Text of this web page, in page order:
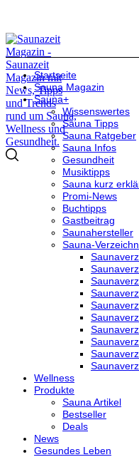
Startseite
Sauna Magazin
Sauna+
Wissenswertes
Sauna Tipps
Sauna Ratgeber
Sauna Infos
Gesundheit
Musiktipps
Sauna kurz
Promi-News
Buchtipps
Gastbeitrag
Saunahersteller
Sauna-
Wellness
Produkte
Sauna Artikel
Bestseller
Deals
News
Gesundes Leben